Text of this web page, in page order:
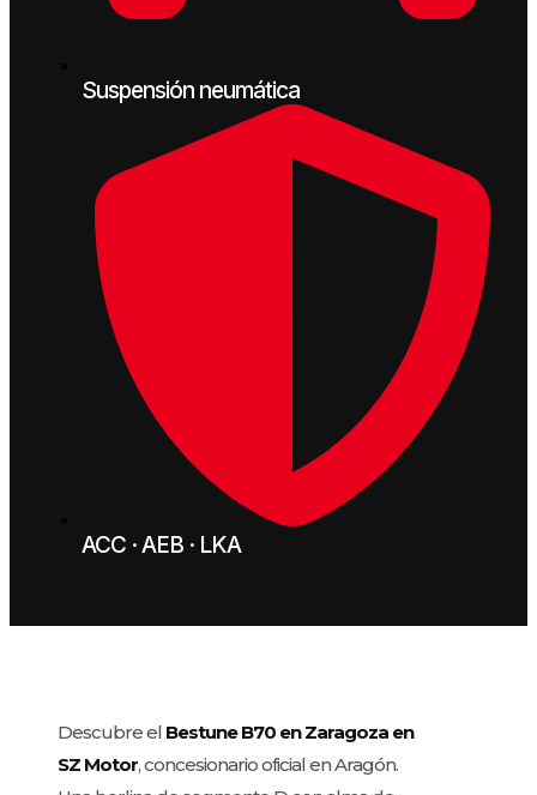
Suspensión neumática
ACC · AEB · LKA
Descubre el Bestune B70 en Zaragoza en
SZ Motor, concesionario oficial en Aragón.